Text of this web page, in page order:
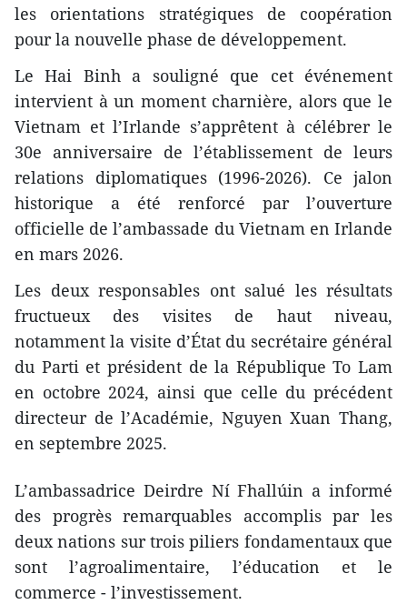
les orientations stratégiques de coopération
pour la nouvelle phase de développement.
Le Hai Binh a souligné que cet événement
intervient à un moment charnière, alors que le
Vietnam et l’Irlande s’apprêtent à célébrer le
30e anniversaire de l’établissement de leurs
relations diplomatiques (1996-2026). Ce jalon
historique a été renforcé par l’ouverture
officielle de l’ambassade du Vietnam en Irlande
en mars 2026.
Les deux responsables ont salué les résultats
fructueux des visites de haut niveau,
notamment la visite d’État du secrétaire général
du Parti et président de la République To Lam
en octobre 2024, ainsi que celle du précédent
directeur de l’Académie, Nguyen Xuan Thang,
en septembre 2025.
L’ambassadrice Deirdre Ní Fhallúin a informé
des progrès remarquables accomplis par les
deux nations sur trois piliers fondamentaux que
sont l’agroalimentaire, l’éducation et le
commerce - l’investissement.